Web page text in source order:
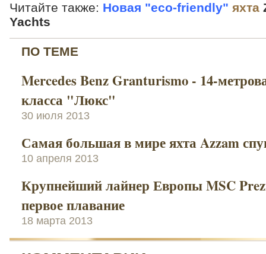
Читайте также: Новая "eco-friendly" яхта
Yachts
ПО ТЕМЕ
Mercedes Benz Granturismo - 14-
класса "Люкс"
30 июля 2013
Самая большая в мире яхта Azzam
10 апреля 2013
Крупнейший лайнер Европы MSC
первое плавание
18 марта 2013